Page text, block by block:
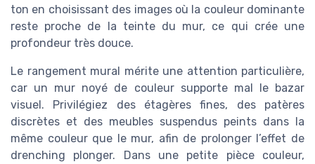
ton en choisissant des images où la couleur dominante
reste proche de la teinte du mur, ce qui crée une
profondeur très douce.
Le rangement mural mérite une attention particulière,
car un mur noyé de couleur supporte mal le bazar
visuel. Privilégiez des étagères fines, des patères
discrètes et des meubles suspendus peints dans la
même couleur que le mur, afin de prolonger l’effet de
drenching plonger. Dans une petite pièce couleur,